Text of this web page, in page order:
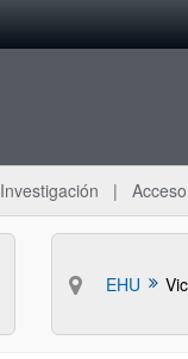
Investigación
EHU